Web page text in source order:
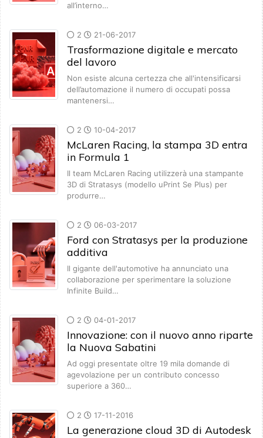
all’interno…
2 21-06-2017
Trasformazione digitale e mercato
del lavoro
Non esiste alcuna certezza che all'intensificarsi
dell’automazione il numero di occupati possa
mantenersi…
2 10-04-2017
McLaren Racing, la stampa 3D entra
in Formula 1
Il team McLaren Racing utilizzerà una stampante
3D di Stratasys (modello uPrint Se Plus) per
produrre…
2 06-03-2017
Ford con Stratasys per la produzione
additiva
Il gigante dell'automotive ha annunciato una
collaborazione per sperimentare la soluzione
Infinite Build…
2 04-01-2017
Innovazione: con il nuovo anno riparte
la Nuova Sabatini
Ad oggi presentate oltre 19 mila domande di
agevolazione per un contributo concesso
superiore a 360…
2 17-11-2016
La generazione cloud 3D di Autodesk